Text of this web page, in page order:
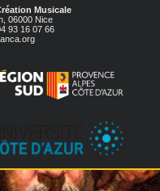
Musicale
06000 Nice
93 16 07 66